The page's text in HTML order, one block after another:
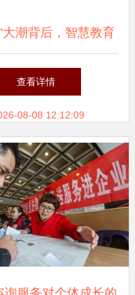
大潮背后，智慧教育
澜 教育咨询服务的
新思维
查看详情
08-08 12:12:09